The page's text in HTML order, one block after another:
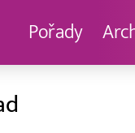
Pořady